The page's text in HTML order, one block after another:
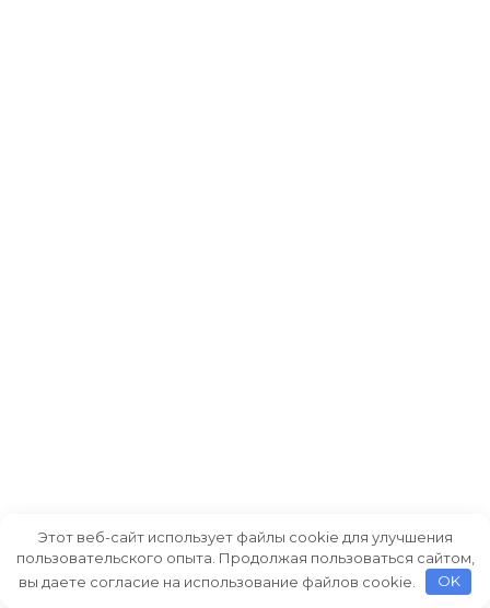
Этот веб-сайт использует файлы cookie для улучшения
пользовательского опыта. Продолжая пользоваться сайтом,
вы даете согласие на использование файлов cookie.
OK